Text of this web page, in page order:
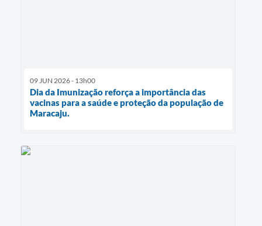
09 JUN 2026 - 13h00
Dia da Imunização reforça a importância das
vacinas para a saúde e proteção da população de
Maracaju.